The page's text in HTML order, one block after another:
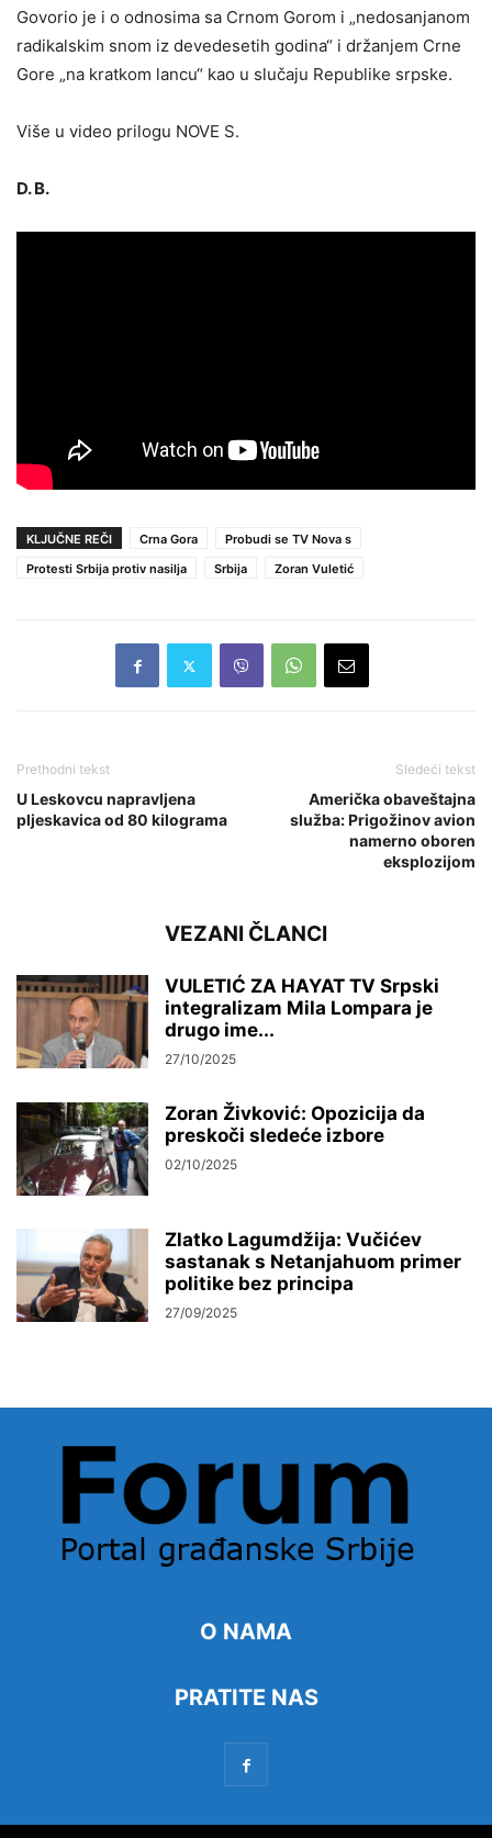
Govorio je i o odnosima sa Crnom Gorom i „nedosanjanom
radikalskim snom iz devedesetih godina“ i držanjem Crne
Gore „na kratkom lancu“ kao u slučaju Republike srpske.
Više u video prilogu NOVE S.
D. B.
KLJUČNE REČI Crna Gora
Probudi se TV Nova s
Protesti Srbija protiv nasilja
Srbija Zoran Vuletić
Prethodni tekst
U Leskovcu napravljena
pljeskavica od 80 kilograma
Sledeći tekst
Američka obaveštajna
služba: Prigožinov avion
namerno oboren
eksplozijom
VEZANI ČLANCI
VULETIĆ ZA HAYAT TV Srpski
integralizam Mila Lompara je
drugo ime...
27/10/2025
Zoran Živković: Opozicija da
preskoči sledeće izbore
02/10/2025
Zlatko Lagumdžija: Vučićev
sastanak s Netanjahuom primer
politike bez principa
27/09/2025
O NAMA
PRATITE NAS